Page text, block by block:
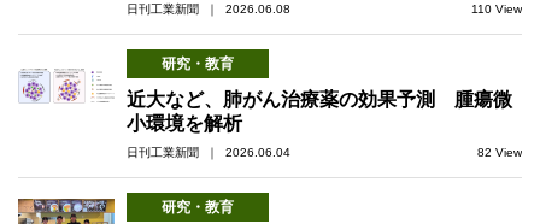
日刊工業新聞 ｜ 2026.06.08 110 View
研究・教育
近大など、肺がん治療薬の効果予測 腫瘍微
小環境を解析
日刊工業新聞 ｜ 2026.06.04 82 View
研究・教育